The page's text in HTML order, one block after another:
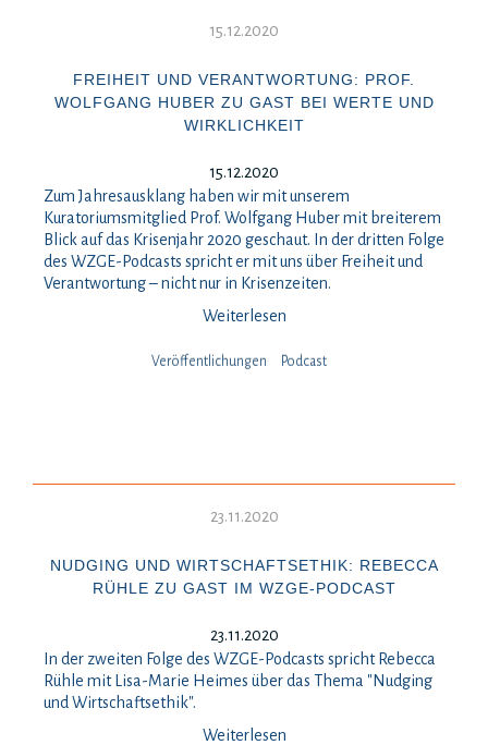
15.12.2020
FREIHEIT UND VERANTWORTUNG: PROF.
WOLFGANG HUBER ZU GAST BEI WERTE UND
WIRKLICHKEIT
15.12.2020
Zum Jahresausklang haben wir mit unserem
Kuratoriumsmitglied Prof. Wolfgang Huber mit breiterem
Blick auf das Krisenjahr 2020 geschaut. In der dritten Folge
des WZGE-Podcasts spricht er mit uns über Freiheit und
Verantwortung – nicht nur in Krisenzeiten.
Weiterlesen
Veröffentlichungen Podcast
23.11.2020
NUDGING UND WIRTSCHAFTSETHIK: REBECCA
RÜHLE ZU GAST IM WZGE-PODCAST
23.11.2020
In der zweiten Folge des WZGE-Podcasts spricht Rebecca
Rühle mit Lisa-Marie Heimes über das Thema "Nudging
und Wirtschaftsethik".
Weiterlesen